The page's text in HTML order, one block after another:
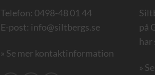
Telefon: 0498-48 01 44
E-post: info@siltbergs.se
» Se mer kontaktinformation
på
har
»